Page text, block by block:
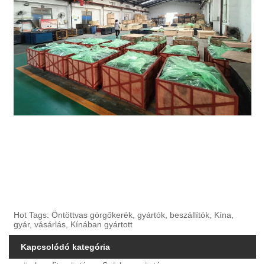
Hot Tags: Öntöttvas görgőkerék, gyártók, beszállítók, Kína,
gyár, vásárlás, Kínában gyártott
Kapcsolódó kategória